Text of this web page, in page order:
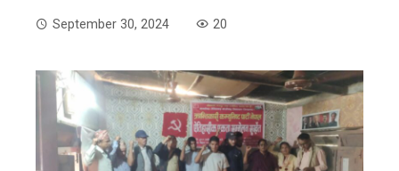
September 30, 2024 20